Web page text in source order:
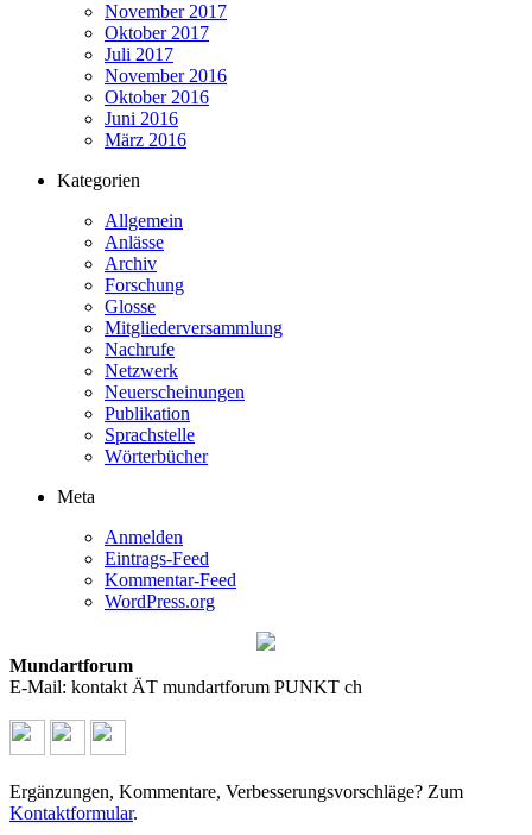
November 2017
Oktober 2017
Juli 2017
November 2016
Oktober 2016
Juni 2016
März 2016
Kategorien
Allgemein
Anlässe
Archiv
Forschung
Glosse
Mitgliederversammlung
Nachrufe
Netzwerk
Neuerscheinungen
Publikation
Sprachstelle
Wörterbücher
Meta
Anmelden
Eintrags-Feed
Kommentar-Feed
WordPress.org
Mundartforum
E-Mail: kontakt ÄT mundartforum PUNKT ch
Ergänzungen, Kommentare, Verbesserungsvorschläge? Zum
Kontaktformular.